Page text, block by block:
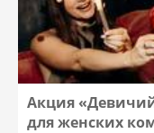
Акция «Девичий
для женских